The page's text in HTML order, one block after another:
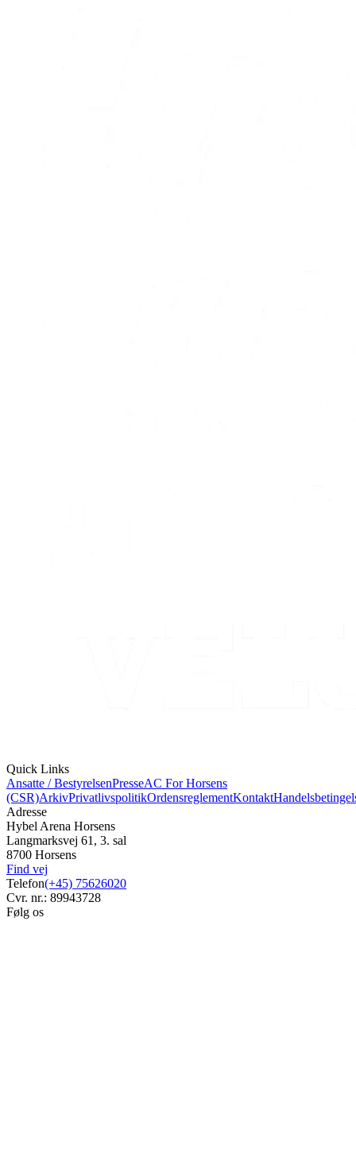
Quick Links
Ansatte / BestyrelsenPresseAC For Horsens
(CSR)ArkivPrivatlivspolitikOrdensreglementKontakt
Adresse
Hybel Arena Horsens
Langmarksvej 61, 3. sal
8700 Horsens
Find vej
Telefon(+45) 75626020
Cvr. nr.: 89943728
Følg os